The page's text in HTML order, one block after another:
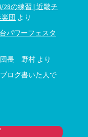
28の練習 | 近畿チ
団 より
パワーフェスタ
団長 野村 より
ブログ書いた人で